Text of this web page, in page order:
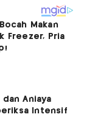
Makan
Freezer, Pria
Aniaya
Intensif